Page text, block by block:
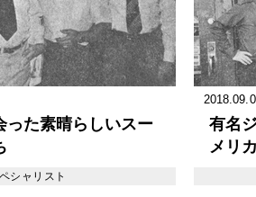
った素晴らしいスー
シャリスト
有名
メリ